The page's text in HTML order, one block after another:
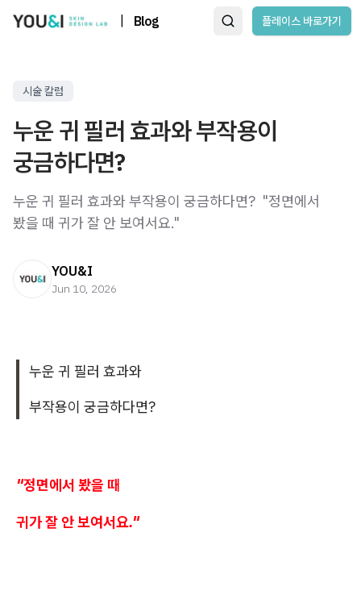
Blog 플레이스 바로가기
시술 칼럼
누운 귀 필러 효과와 부작용이
궁금하다면?
누운 귀 필러 효과와 부작용이 궁금하다면? ​ "정면에서
봤을 때 귀가 잘 안 보여서요."
YOU&I
Jun 10, 2026
누운 귀 필러 효과와
부작용이 궁금하다면?
"정면에서 봤을 때
귀가 잘 안 보여서요."